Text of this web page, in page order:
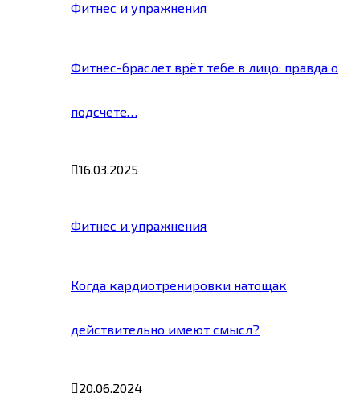
Фитнес и упражнения
Фитнес-браслет врёт тебе в лицо: правда о
подсчёте…
16.03.2025
Фитнес и упражнения
Когда кардиотренировки натощак
действительно имеют смысл?
20.06.2024